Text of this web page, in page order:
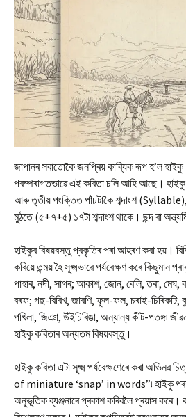
জাপানৰ সবাতোকৈ জনপ্ৰিয় কাব্যিক ৰূপ হ’ল
পৰম্পৰাগতভাৱে এই কবিতা চলি আহি আছে।
আৰু তৃতীয় পংক্তিত পাঁচটাকৈ শব্দাংশ (Syllable),
মুঠতে (৫+৭+৫) ১৭টা শব্দাংশ থাকে। ছন্দ বা
হাইকুৰ বিষয়বস্তু প্ৰকৃতিৰ পৰা আহৰণ কৰা হয়।
কবিয়ে তন্ময় হৈ সূক্ষ্মভাৱে পৰ্যবেক্ষণ কৰে কিছুমান
পাহাৰ, নদী, সাগৰ; আকাশ, জোন, বেলি, তৰা, মেঘ,
বৰফ; গছ-বিৰিখ, জাৰণি, ফুল-ফল, চৰাই-চিৰিকটি,
পখিলা, জিঞা, উঁইচিৰিঙা, অন্যান্য কীট-পতঙ্গ৷
হাইকু কবিতাৰ অন্যতম বিষয়বস্তু।
হাইকু কবিতা এটা সূক্ষ্ম পৰ্যবেক্ষণেৰে কৰা অভিনৱ
of miniature ‘snap’ in words”৷ হাইকু
অনুভূতিক ব্যঞ্জনাৰে প্ৰকাশ কৰিবলৈ প্ৰয়াস কৰে।